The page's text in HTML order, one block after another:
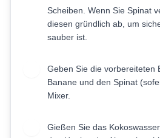
Scheiben. Wenn Sie Spinat
diesen gründlich ab, um
sauber ist.
Geben Sie die vorbereiteten
Banane und den Spinat
Mixer.
Gießen Sie das